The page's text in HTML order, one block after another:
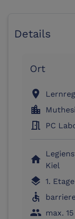
Details
Ort
location_on
location_city
meeting_room PC
home Kiel
layers 1. Etage
accessible
people max. 15